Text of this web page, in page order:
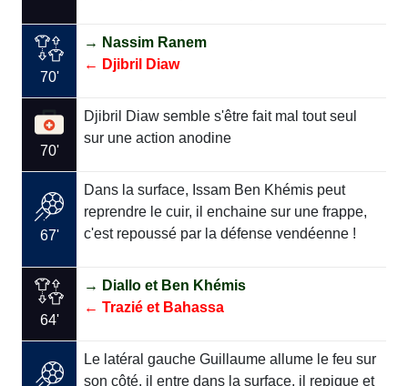
70'
→ Nassim Ranem
← Djibril Diaw
70'
Djibril Diaw semble s'être fait mal tout seul
sur une action anodine
67'
Dans la surface, Issam Ben Khémis peut
reprendre le cuir, il enchaine sur une frappe,
c'est repoussé par la défense vendéenne !
64'
→ Diallo et Ben Khémis
← Trazié et Bahassa
Le latéral gauche Guillaume allume le feu sur
son côté, il entre dans la surface, il repique et